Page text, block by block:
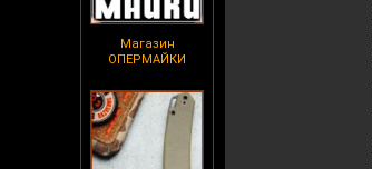
Магазин
ОПЕРМАЙКИ